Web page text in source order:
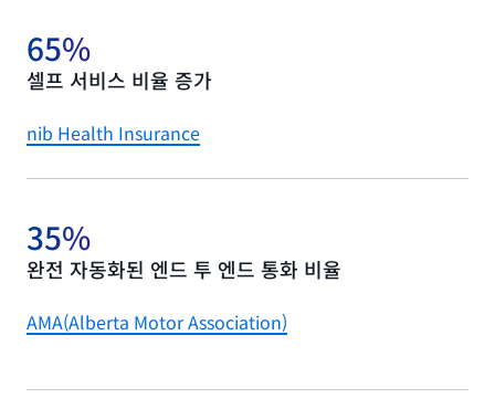
셀프 서비스 비율 증가
65%
nib Health Insurance
완전 자동화된 엔드 투 엔드 통화 비율
35%
AMA(Alberta Motor Association)